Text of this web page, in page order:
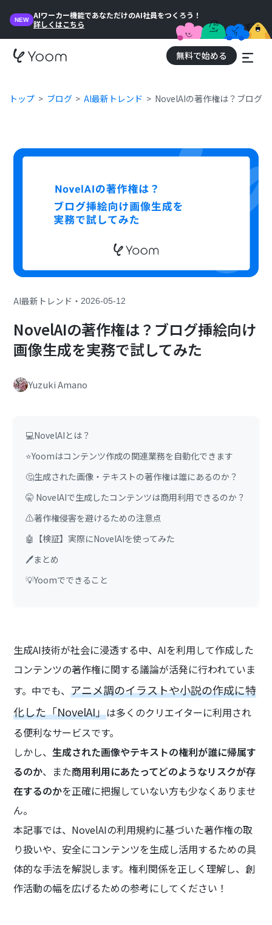
NEW
AIワーカー機能であなただけのAI社員をつくろう！
詳しくはこちら
無料で始める
トップ ブログ AI最新トレンド NovelAIの著作権は？ブログ
AI最新トレンド ・2026-05-12
NovelAIの著作権は？ブログ挿絵向け
画像生成を実務で試してみた
Yuzuki Amano
💻NovelAIとは？
⭐Yoomはコンテンツ作成の関連業務を自動化できます
🤔生成された画像・テキストの著作権は誰にあるのか？
🤫 NovelAIで生成したコンテンツは商用利用できるのか？
⚠️著作権侵害を避けるための注意点
🤖【検証】実際にNovelAIを使ってみた
🖊️まとめ
💡Yoomでできること
生成AI技術が社会に浸透する中、AIを利用して作成した
コンテンツの著作権に関する議論が活発に行われていま
す。中でも、アニメ調のイラストや小説の作成に特
化した「NovelAI」は多くのクリエイターに利用され
る便利なサービスです。
しかし、生成された画像やテキストの権利が誰に帰属す
るのか、また商用利用にあたってどのようなリスクが存
在するのかを正確に把握していない方も少なくありませ
ん。
本記事では、NovelAIの利用規約に基づいた著作権の取
り扱いや、安全にコンテンツを生成し活用するための具
体的な手法を解説します。権利関係を正しく理解し、創
作活動の幅を広げるための参考にしてください！